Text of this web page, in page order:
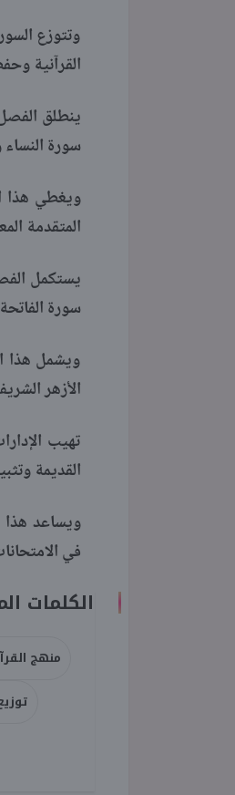
وتتوزع
القرآنية
ينطلق
سورة
ويغطي هذا
المتقدمة
يستكمل
سورة
ويشمل هذا
الأزهر
تهيب
القديمة
ويساعد هذا
في
الكلمات
منهج